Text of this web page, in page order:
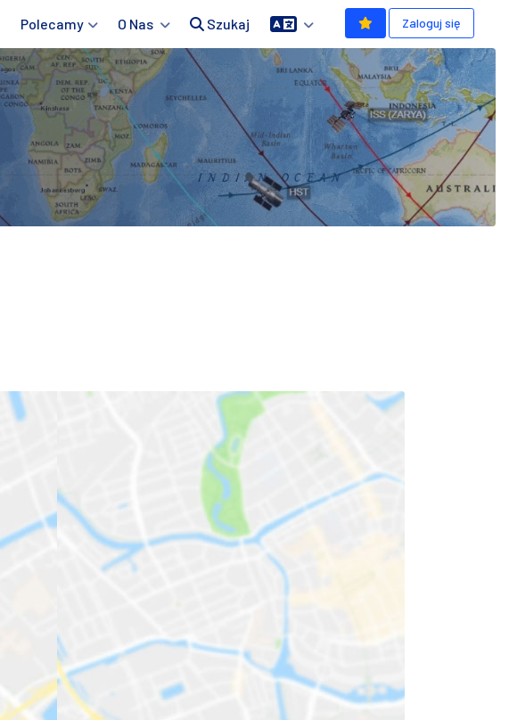
Polecamy O Nas Szukaj Zaloguj się